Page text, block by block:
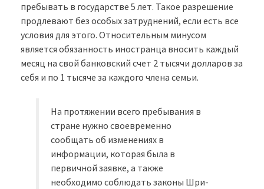
пребывать в государстве 5 лет. Такое разрешение
продлевают без особых затруднений, если есть все
условия для этого. Относительным минусом
является обязанность иностранца вносить каждый
месяц на свой банковский счет 2 тысячи долларов за
себя и по 1 тысяче за каждого члена семьи.
На протяжении всего пребывания в
стране нужно своевременно
сообщать об изменениях в
информации, которая была в
первичной заявке, а также
необходимо соблюдать законы Шри-